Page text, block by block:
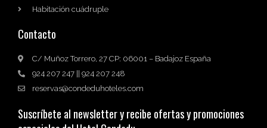
Habitación cuádruple
Contacto
C/ Muñoz Torrero, 27 CP: 06001 – Badajoz España
924 207 247 || 924 207 248
reservas@condeduhoteles.com
Suscríbete al newsletter y recibe ofertas y promociones